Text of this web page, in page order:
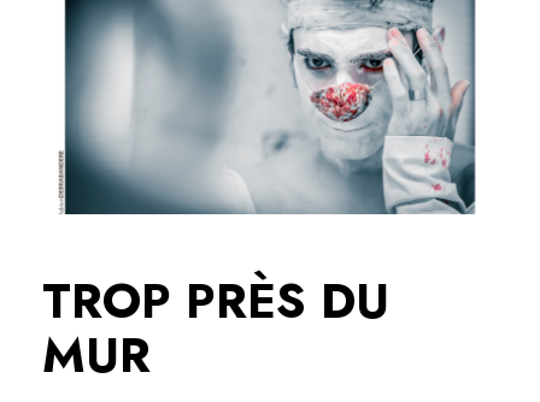
TROP PRÈS DU
MUR